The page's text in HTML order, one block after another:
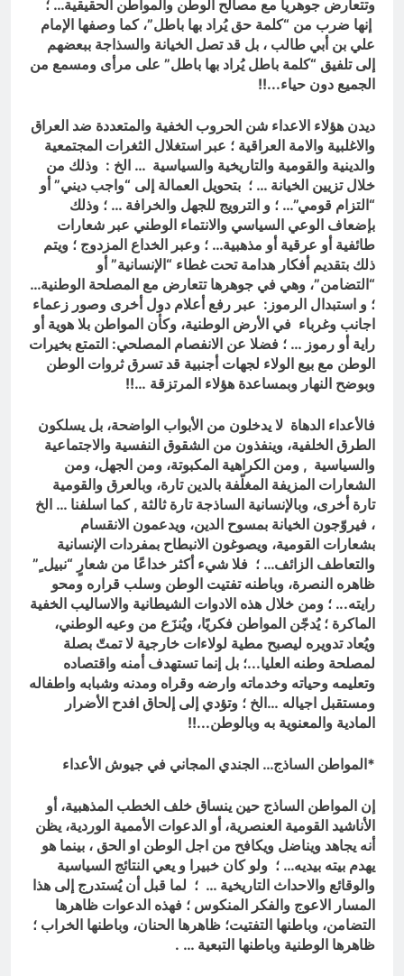
وتتعارض جوهرياً مع مصالح الوطن والمواطن الحقيقية… ؛
إنها ضرب من “كلمة حق يُراد بها باطل”، كما وصفها الإمام
علي بن أبي طالب ، بل قد تصل الخيانة والسذاجة ببعضهم
إلى تلفيق “كلمة باطل يُراد بها باطل” على مرأى ومسمع من
الجميع دون حياء...!!
ديدن هؤلاء الاعداء شن الحروب الخفية والمتعددة ضد العراق
والاغلبية والامة العراقية ؛ عبر استغلال الثغرات المجتمعية
والدينية والقومية والتاريخية والسياسية … الخ : وذلك من
خلال تزيين الخيانة … ؛ بتحويل العمالة إلى “واجب ديني” أو
“التزام قومي”… ؛ و الترويج للجهل والخرافة … ؛ وذلك
بإضعاف الوعي السياسي والانتماء الوطني عبر شعارات
طائفية أو عرقية أو مذهبية… ؛ وعبر الخداع المزدوج ؛ ويتم
ذلك بتقديم أفكار هدامة تحت غطاء “الإنسانية” أو
“التضامن”، وهي في جوهرها تتعارض مع المصلحة الوطنية…
؛ و استبدال الرموز: عبر رفع أعلام دول أخرى وصور زعماء
اجانب وغرباء في الأرض الوطنية، وكأن المواطن بلا هوية أو
راية أو رموز … ؛ فضلا عن الانفصام المصلحي: التمتع بخيرات
الوطن مع بيع الولاء لجهات أجنبية قد تسرق ثروات الوطن
وبوضح النهار وبمساعدة هؤلاء المرتزقة …!!
فالأعداء الدهاة لا يدخلون من الأبواب الواضحة، بل يسلكون
الطرق الخلفية، وينفذون من الشقوق النفسية والاجتماعية
والسياسية , ومن الكراهية المكبوتة، ومن الجهل، ومن
الشعارات المزيفة المغلّفة بالدين تارة، وبالعرق والقومية
تارة أخرى، وبالإنسانية الساذجة تارة ثالثة , كما اسلفنا … الخ
، فيروّجون الخيانة بمسوح الدين، ويدعمون الانقسام
بشعارات القومية، ويصوغون الانبطاح بمفردات الإنسانية
والتعاطف الزائف… ؛ فلا شيء أكثر خداعًا من شعارٍ “نبيل ٍ”
ظاهره النصرة، وباطنه تفتيت الوطن وسلب قراره ومحو
رايته... ؛ ومن خلال هذه الادوات الشيطانية والاساليب الخفية
الماكرة ؛يُدجّن المواطن فكريًا، ويُنزَع من وعيه الوطني،
ويُعاد تدويره ليصبح مطية لولاءات خارجية لا تمتّ بصلة
لمصلحة وطنه العليا...؛ بل إنما تستهدف أمنه واقتصاده
وتعليمه وحياته وخدماته وارضه وقراه ومدنه وشبابه واطفاله
ومستقبل اجياله …الخ ؛ وتؤدي إلى إلحاق افدح الأضرار
المادية والمعنوية به وبالوطن...!!
*المواطن الساذج… الجندي المجاني في جيوش الأعداء
إن المواطن الساذج حين ينساق خلف الخطب المذهبية، أو
الأناشيد القومية العنصرية، أو الدعوات الأممية الوردية، يظن
أنه يجاهد ويناضل ويكافح من اجل الوطن او الحق ، بينما هو
يهدم بيته بيديه… ؛ ولو كان خبيرا و يعي النتائج السياسية
والوقائع والاحداث التاريخية … ؛ لما قبل أن يُستدرج إلى هذا
المسار الاعوج والفكر المنكوس ؛ فهذه الدعوات ظاهرها
التضامن، وباطنها التفتيت؛ ظاهرها الحنان، وباطنها الخراب ؛
ظاهرها الوطنية وباطنها التبعية … .